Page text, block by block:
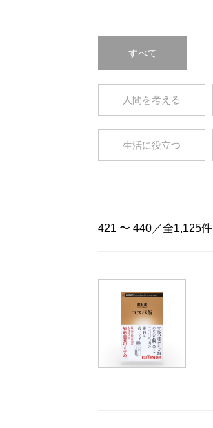
すべて
人間を考える
生活に役立つ
421 〜 440／全1,125件